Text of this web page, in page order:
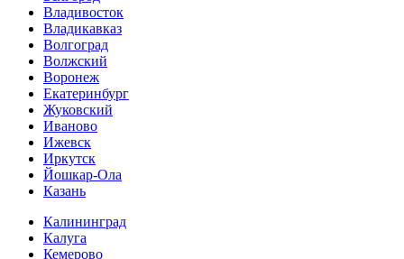
Владивосток
Владикавказ
Волгоград
Волжский
Воронеж
Екатеринбург
Жуковский
Иваново
Ижевск
Иркутск
Йошкар-Ола
Казань
Калининград
Калуга
Кемерово